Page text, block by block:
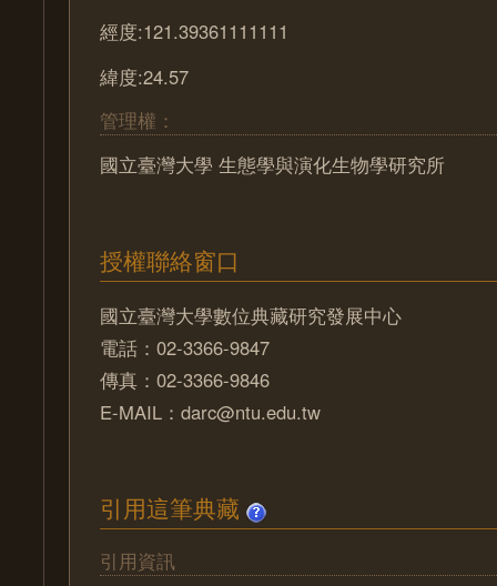
經度:121.39361111111
緯度:24.57
管理權：
國立臺灣大學 生態學與演化生物學研究所
授權聯絡窗口
國立臺灣大學數位典藏研究發展中心
電話：02-3366-9847
傳真：02-3366-9846
E-MAIL：darc@ntu.edu.tw
引用這筆典藏
引用資訊